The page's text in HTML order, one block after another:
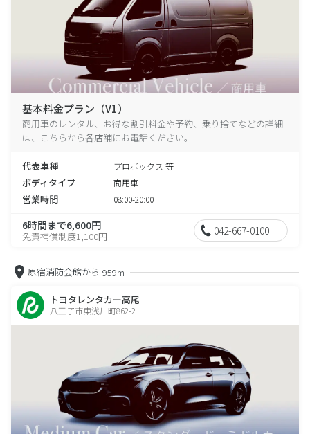
基本料金プラン（V1）
商用車のレンタル、お得な割引料金や予約、乗り捨てなどの詳細
は、こちらから各店舗にお電話ください。
代表車種 プロボックス 等
ボディタイプ 商用車
営業時間 08:00-20:00
6時間まで6,600円
免責補償制度1,100円 042-667-0100
原宿消防会館から 959m
トヨタレンタカー高尾
八王子市東浅川町862-2